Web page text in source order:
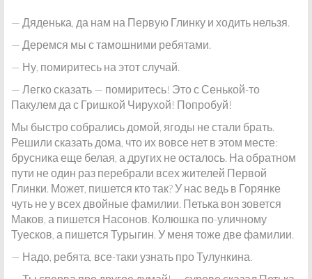
— Дяденька, да нам на Первую Глинку и ходить нельзя.
— Деремся мы с тамошними ребятами.
— Ну, помиритесь на этот случай.
— Легко сказать — помиритесь! Это с Сенькой-то
Пакулем да с Гришкой Чирухой! Попробуй!
Мы быстро собрались домой, ягоды не стали брать.
Решили сказать дома, что их вовсе нет в этом месте:
брусника еще белая, а других не осталось. На обратном
пути не один раз перебрали всех жителей Первой
Глинки. Может, пишется кто так? У нас ведь в Горянке
чуть не у всех двойные фамилии. Петька вон зовется
Маков, а пишется Насонов. Колюшка по-уличному
Туесков, а пишется Турыгин. У меня тоже две фамилии.
— Надо, ребята, все-таки узнать про Тулункина.